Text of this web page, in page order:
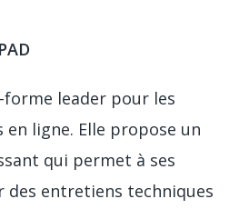
leader pour les
ligne. Elle propose un
qui permet à ses
des entretiens techniques